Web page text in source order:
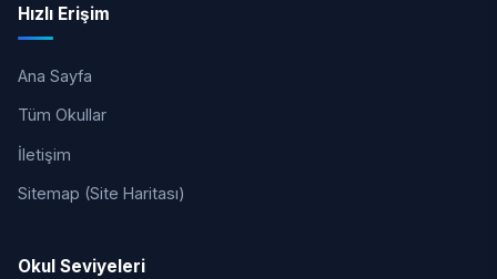
Hızlı Erişim
Ana Sayfa
Tüm Okullar
İletişim
Sitemap (Site Haritası)
Okul Seviyeleri